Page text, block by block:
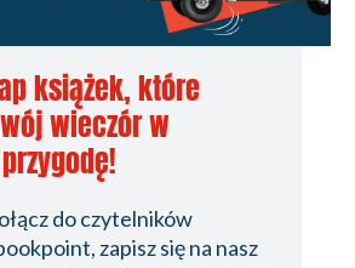
książek, które
wieczór w
do czytelników
zapisz się na nasz